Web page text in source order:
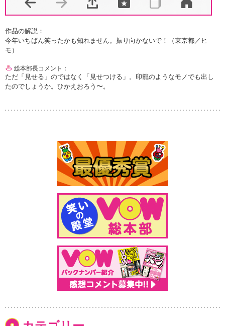
作品の解説：
今年いちばん笑ったかも知れません。振り向かないで！（東京都／ヒ
モ）
総本部長コメント：
ただ「見せる」のではなく「見せつける」。印籠のようなモノでも出し
たのでしょうか。ひかえおろう〜。